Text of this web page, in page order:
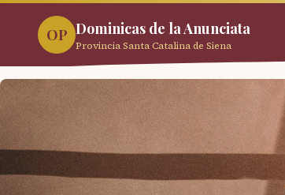
OP Dominicas de la Anunciata
Provincia Santa Catalina de Siena